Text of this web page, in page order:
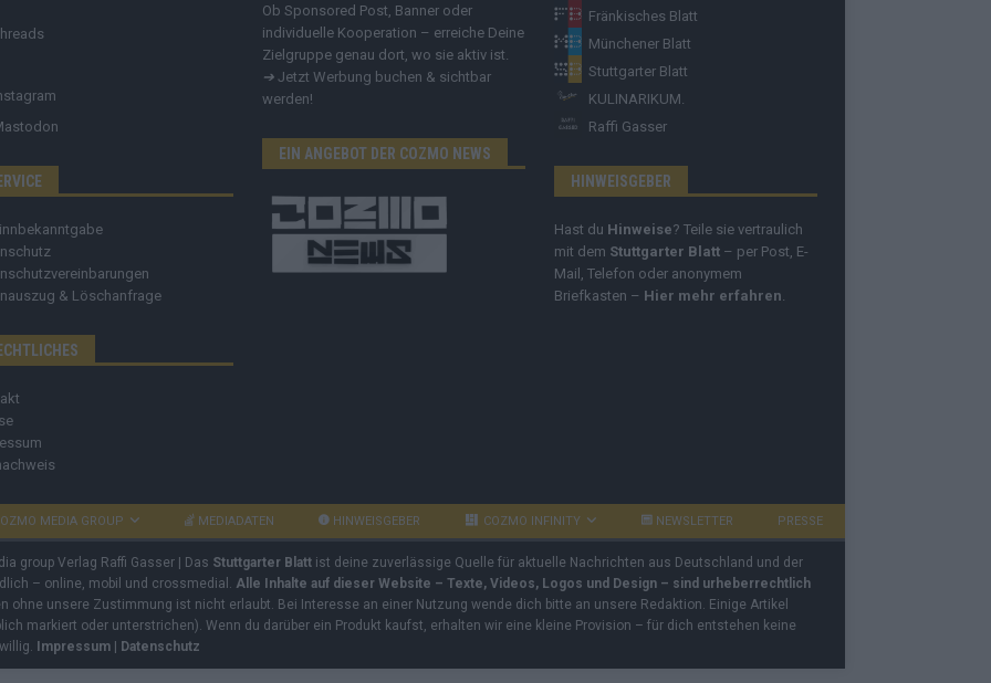
& Löschanfrage
Ob Sponsored Post, Banner oder
individuelle Kooperation – erreiche Deine
Zielgruppe genau dort, wo sie aktiv ist.
➔ Jetzt Werbung buchen & sichtbar
werden!
EIN ANGEBOT DER COZMO NEWS
Fränkisches Blatt
Münchener Blatt
Stuttgarter Blatt
KULINARIKUM.
Raffi Gasser
HINWEISGEBER
Hast du Hinweise? Teile sie vertraulich
mit dem Stuttgarter Blatt – per Post, E-
Mail, Telefon oder anonymem
Briefkasten – Hier mehr erfahren
MEDIA GROUP MEDIADATEN HINWEISGEBER COZMO INFINITY NEWSLETTER PRESSE
group Verlag Raffi Gasser | Das Stuttgarter Blatt ist deine zuverlässige Quelle für aktuelle Nachrichten aus Deutschland und der
– online, mobil und crossmedial. Alle Inhalte auf dieser Website – Texte, Videos, Logos und Design – sind urheberrechtlich
ohne unsere Zustimmung ist nicht erlaubt. Bei Interesse an einer Nutzung wende dich bitte an unsere Redaktion. Einige Artikel
markiert oder unterstrichen). Wenn du darüber ein Produkt kaufst, erhalten wir eine kleine Provision – für dich entstehen keine
Impressum | Datenschutz